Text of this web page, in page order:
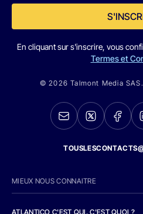
En cliquant sur s'inscrire, vous
Termes et
© 2026 Talmont Media
MIEUX NOUS CONNAITRE
ATLANTICO C'EST QUI, C'EST QUOI ?